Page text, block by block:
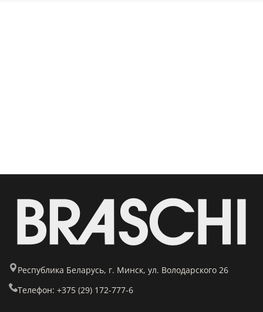
Республика Беларусь, г. Минск, ул. Володарского 26
Телефон: +375 (29) 172-777-6